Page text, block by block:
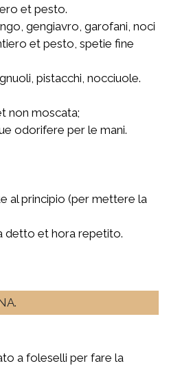
et pesto.
gengiavro, garofani, noci
et pesto, spetie fine
pistacchi, nocciuole.
non moscata;
odorifere per le mani.
al principio (per mettere la
detto et hora repetito.
a foleselli per fare la